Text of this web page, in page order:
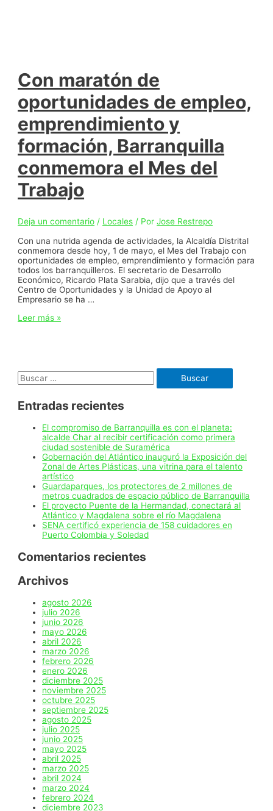
Con maratón de
oportunidades de empleo,
emprendimiento y
formación, Barranquilla
conmemora el Mes del
Trabajo
Deja un comentario / Locales / PorJose Restrepo
Con una nutrida agenda de actividades, la Alcaldía Distrital
conmemora desde hoy, 1 de mayo, el Mes del Trabajo con
oportunidades de empleo, emprendimiento y formación para
todos los barranquilleros. El secretario de Desarrollo
Económico, Ricardo Plata Sarabia, dijo que a través del
Centro de Oportunidades y la Unidad de Apoyo al
Empresario se ha …
Con
emprendimiento
y
Barranquilla
Trabajo
Leer más »
Buscar:
Entradas recientes
El compromiso de Barranquilla es con el planeta:
alcalde Char al recibir certificación como primera
ciudad sostenible de Suramérica
Gobernación del Atlántico inauguró la Exposición del
Zonal de Artes Plásticas, una vitrina para el talento
artístico
Guardaparques, los protectores de 2 millones de
metros cuadrados de espacio público de Barranquilla
El proyecto Puente de la Hermandad, conectará al
Atlántico y Magdalena sobre el río Magdalena
SENA certificó experiencia de 158 cuidadores en
Puerto Colombia y Soledad
Comentarios recientes
Archivos
agosto 2026
julio 2026
junio 2026
mayo 2026
abril 2026
marzo 2026
febrero 2026
enero 2026
diciembre 2025
noviembre 2025
octubre 2025
septiembre 2025
agosto 2025
julio 2025
junio 2025
mayo 2025
abril 2025
marzo 2025
abril 2024
marzo 2024
febrero 2024
diciembre 2023